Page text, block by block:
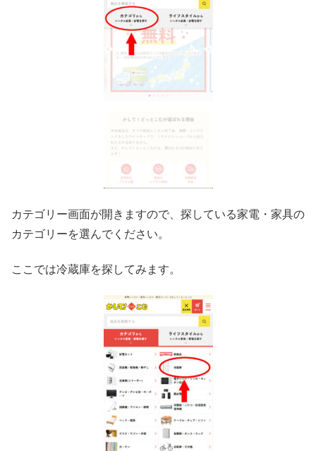
カテゴリー画面が開きますので、探している家電・家具の
カテゴリーを選んでください。
ここでは冷蔵庫を探してみます。